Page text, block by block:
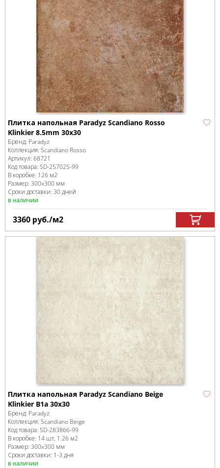
Плитка напольная Paradyz Scandiano Rosso
Klinkier 8.5mm 30х30
Бренд: Paradyz
Коллекция: Scandiano Rosso
Артикул: 68721
Код товара: SD-257025-99
В коробке: 126 м2
Размер: 300x300 мм
Сроки доставки: 30 дней
в наличии
3360 руб./м2
Плитка напольная Paradyz Scandiano Beige
Klinkier B1a 30х30
Бренд: Paradyz
Коллекция: Scandiano Beige
Код товара: SD-283866-99
В коробке: 14 шт, 1.26 м2
Размер: 300x300 мм
Сроки доставки: 1-3 дня
в наличии